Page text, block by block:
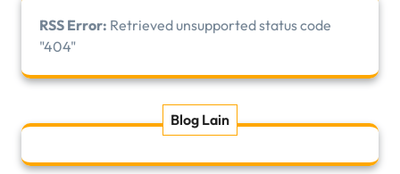
RSS Error: Retrieved unsupported status code
"404"
Blog Lain